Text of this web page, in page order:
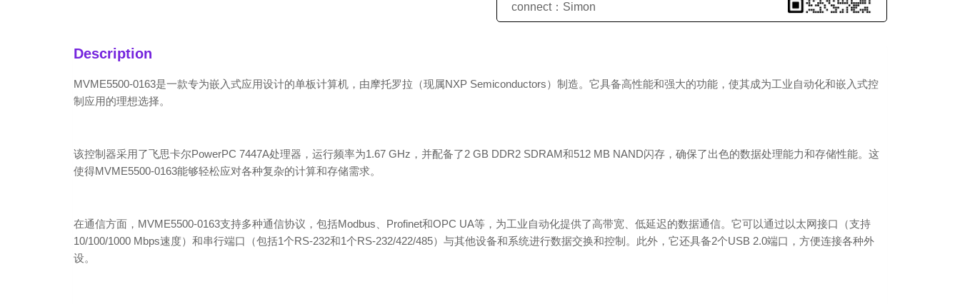
connect：Simon
Description
MVME5500-0163是一款专为嵌入式应用设计的单板计算机，由摩托罗拉（现属NXP Semiconductors）制造。它具备高性能和强大的功能，使其成为工业自动化和嵌入式控
制应用的理想选择。
该控制器采用了飞思卡尔PowerPC 7447A处理器，运行频率为1.67 GHz，并配备了2 GB DDR2 SDRAM和512 MB NAND闪存，确保了出色的数据处理能力和存储性能。这
使得MVME5500-0163能够轻松应对各种复杂的计算和存储需求。
在通信方面，MVME5500-0163支持多种通信协议，包括Modbus、Profinet和OPC UA等，为工业自动化提供了高带宽、低延迟的数据通信。它可以通过以太网接口（支持
10/100/1000 Mbps速度）和串行端口（包括1个RS-232和1个RS-232/422/485）与其他设备和系统进行数据交换和控制。此外，它还具备2个USB 2.0端口，方便连接各种外
设。